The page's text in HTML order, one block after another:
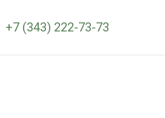
+7 (343) 222-73-73